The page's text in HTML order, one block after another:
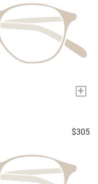
+
$305